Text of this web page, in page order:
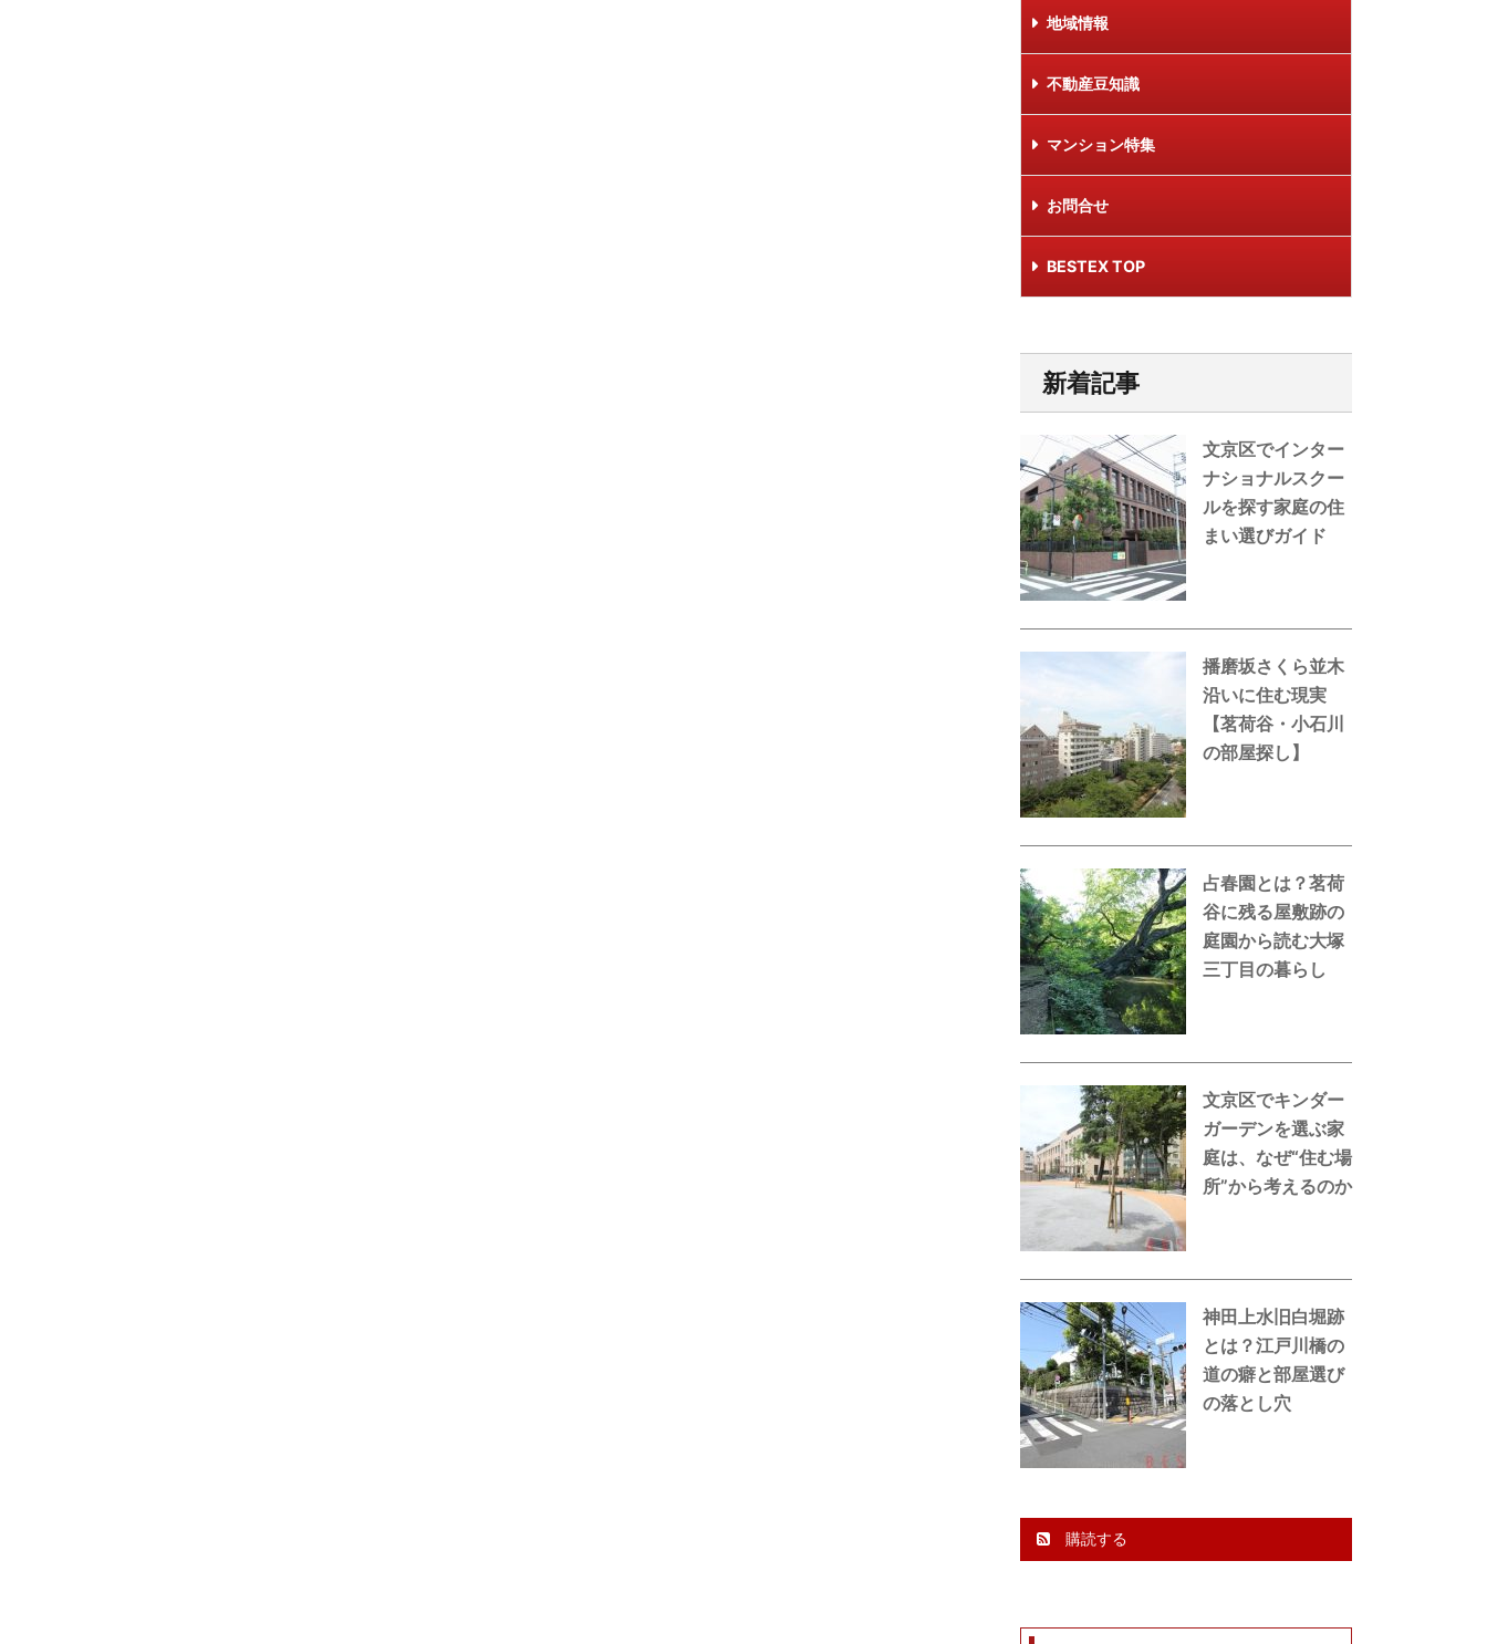
地域情報
不動産豆知識
マンション特集
お問合せ
BESTEX TOP
新着記事
文京区でインター
ナショナルスクー
ルを探す家庭の住
まい選びガイド
播磨坂さくら並木
沿いに住む現実
【茗荷谷・小石川
の部屋探し】
占春園とは？茗荷
谷に残る屋敷跡の
庭園から読む大塚
三丁目の暮らし
文京区でキンダー
ガーデンを選ぶ家
庭は、なぜ“住む場
所”から考えるのか
神田上水旧白堀跡
とは？江戸川橋の
道の癖と部屋選び
の落とし穴
購読する